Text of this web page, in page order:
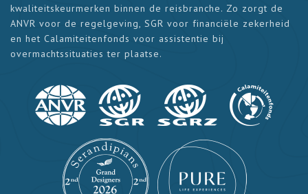
kwaliteitskeurmerken binnen de reisbranche. Zo zorgt de
ANVR voor de regelgeving, SGR voor financiële zekerheid
en het Calamiteitenfonds voor assistentie bij
overmachtssituaties ter plaatse.